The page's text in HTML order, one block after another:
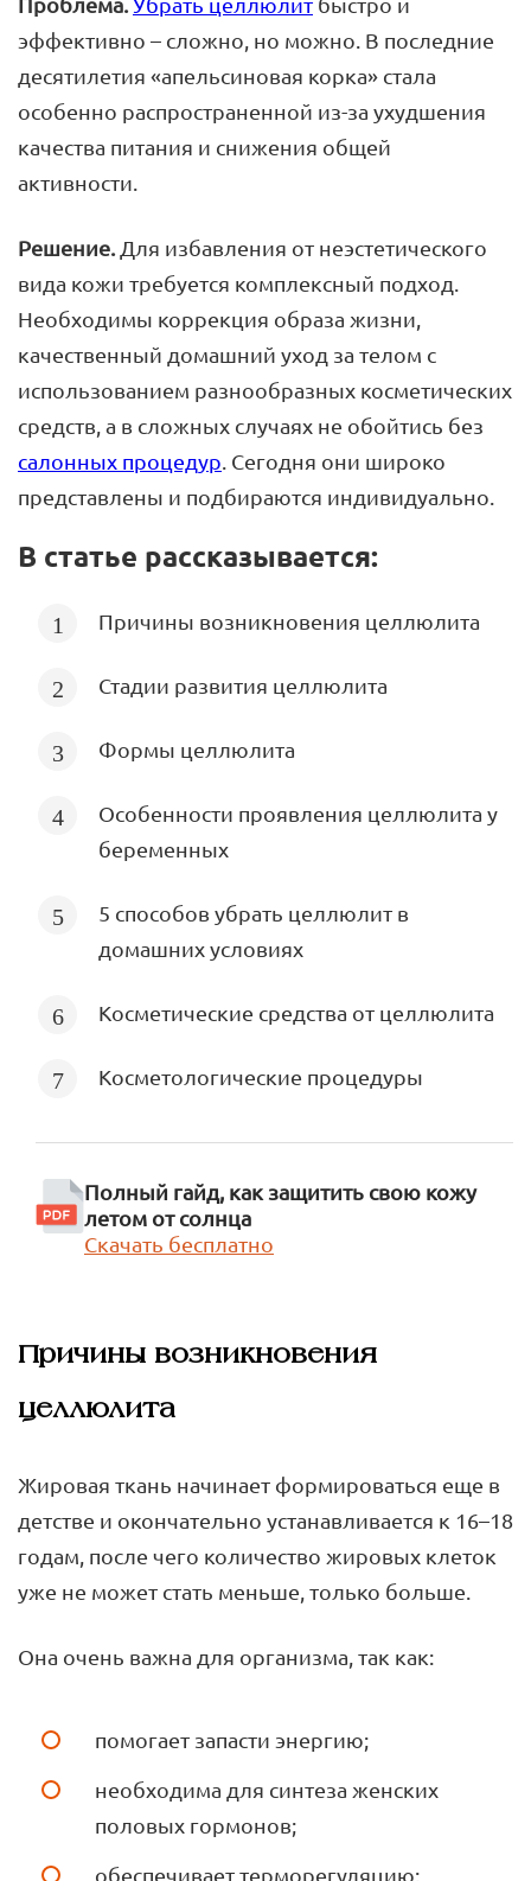
эффективно – сложно, но можно. В последние
десятилетия «апельсиновая корка» стала
особенно распространенной из-за ухудшения
качества питания и снижения общей
активности.
Решение. Для избавления от неэстетического
вида кожи требуется комплексный подход.
Необходимы коррекция образа жизни,
качественный домашний уход за телом с
использованием разнообразных косметических
средств, а в сложных случаях не обойтись без
салонных процедур . Сегодня они широко
представлены и подбираются индивидуально.
В статье рассказывается:
Причины возникновения целлюлита
Стадии развития целлюлита
Формы целлюлита
Особенности проявления целлюлита у
беременных
5 способов убрать целлюлит в
домашних условиях
Косметические средства от целлюлита
Косметологические процедуры
Полный гайд, как защитить свою кожу
летом от солнца
Скачать бесплатно
Причины возникновения
целлюлита
Жировая ткань начинает формироваться еще в
детстве и окончательно устанавливается к 16–18
годам, после чего количество жировых клеток
уже не может стать меньше, только больше.
Она очень важна для организма, так как:
помогает запасти энергию;
необходима для синтеза женских
половых гормонов;
обеспечивает терморегуляцию;